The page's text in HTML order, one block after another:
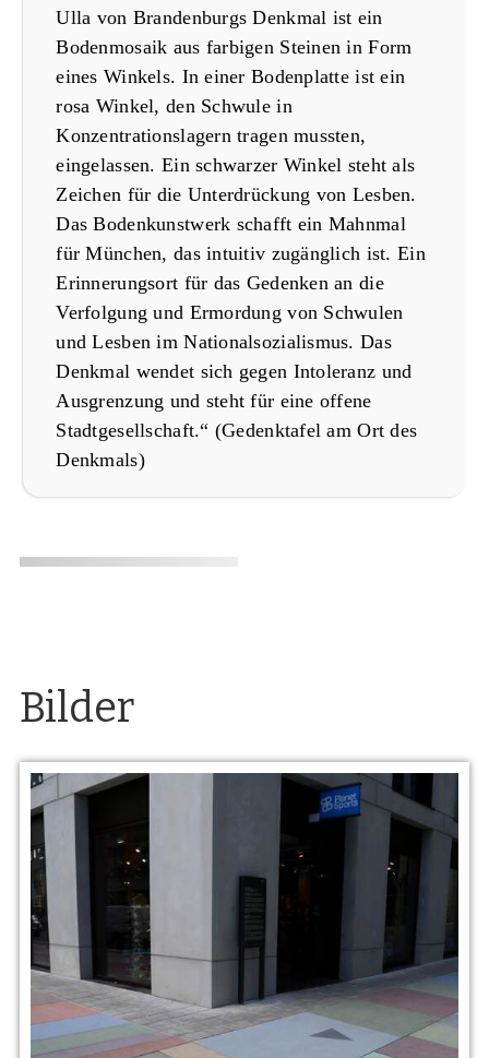
Ulla von Brandenburgs Denkmal ist ein
Bodenmosaik aus farbigen Steinen in Form
eines Winkels. In einer Bodenplatte ist ein
rosa Winkel, den Schwule in
Konzentrationslagern tragen mussten,
eingelassen. Ein schwarzer Winkel steht als
Zeichen für die Unterdrückung von Lesben.
Das Bodenkunstwerk schafft ein Mahnmal
für München, das intuitiv zugänglich ist. Ein
Erinnerungsort für das Gedenken an die
Verfolgung und Ermordung von Schwulen
und Lesben im Nationalsozialismus. Das
Denkmal wendet sich gegen Intoleranz und
Ausgrenzung und steht für eine offene
Stadtgesellschaft.“ (Gedenktafel am Ort des
Denkmals)
Bilder